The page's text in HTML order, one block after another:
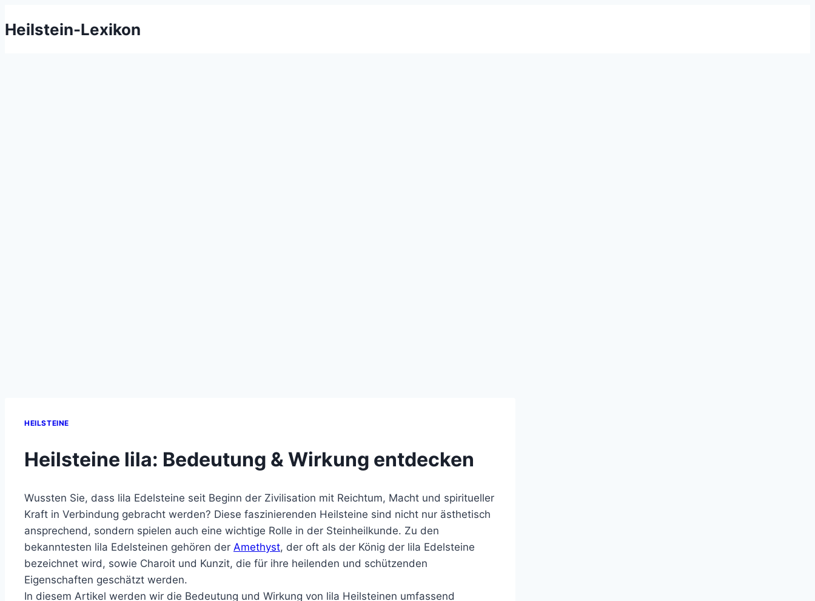
Inhalt
Heilstein-Lexikon
HEILSTEINE
Heilsteine lila: Bedeutung & Wirkung entdecken
Wussten Sie, dass lila Edelsteine seit Beginn der Zivilisation mit Reichtum, Macht und spiritueller
Kraft in Verbindung gebracht werden? Diese faszinierenden Heilsteine sind nicht nur ästhetisch
ansprechend, sondern spielen auch eine wichtige Rolle in der Steinheilkunde. Zu den
bekanntesten lila Edelsteinen gehören der Amethyst, der oft als der König der lila Edelsteine
bezeichnet wird, sowie Charoit und Kunzit, die für ihre heilenden und schützenden
Eigenschaften geschätzt werden.
In diesem Artikel werden wir die Bedeutung und Wirkung von lila Heilsteinen umfassend